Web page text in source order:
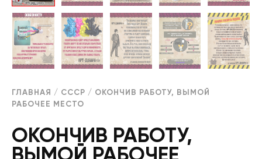
ГЛАВНАЯ / СССР / ОКОНЧИВ РАБОТУ, ВЫМОЙ
РАБОЧЕЕ МЕСТО
ОКОНЧИВ РАБОТУ,